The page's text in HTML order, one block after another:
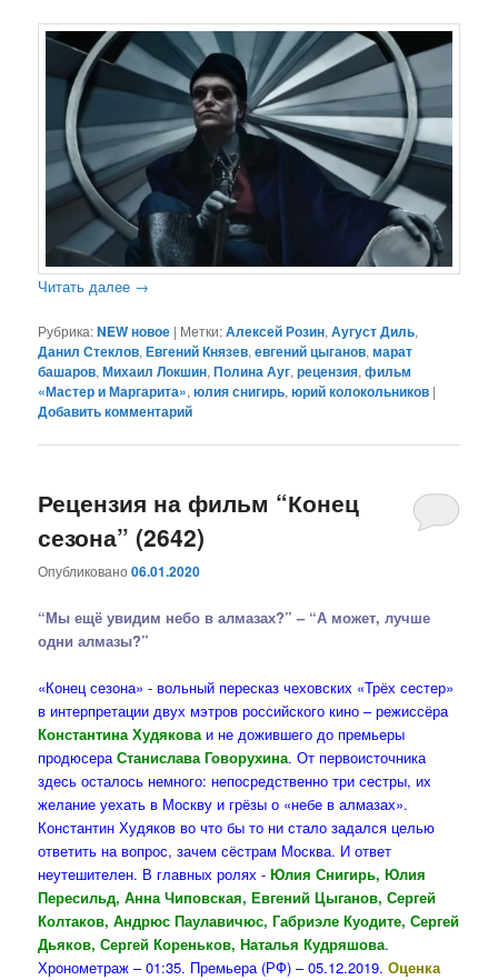
Читать далее →
Рубрика:NEW новое | Метки:Алексей Розин,Аугуст Диль,
Данил Стеклов,Евгений Князев,евгений цыганов,марат
башаров,Михаил Локшин,Полина Ауг,рецензия,фильм
«Мастер и Маргарита»,юлия снигирь,юрий колокольников |
Добавить комментарий
Рецензия на фильм “Конец
сезона” (2642)
Опубликовано06.01.2020
“Мы ещё увидим небо в алмазах?” – “А может, лучше
одни алмазы?”
«Конец сезона» - вольный пересказ чеховских «Трёх сестер»
в интерпретации двух мэтров российского кино – режиссёра
Константина Худякова и не дожившего до премьеры
продюсераСтанислава Говорухина. От первоисточника
здесь осталось немного: непосредственно три сестры, их
желание уехать в Москву и грёзы о «небе в алмазах».
Константин Худяков во что бы то ни стало задался целью
ответить на вопрос, зачем сёстрам Москва. И ответ
неутешителен. В главных ролях -Юлия Снигирь, Юлия
Пересильд, Анна Чиповская, Евгений Цыганов, Сергей
Колтаков, Андрюс Паулавичюс, Габриэле Куодите, Сергей
Дьяков, Сергей Кореньков, Наталья Кудряшова.
Хронометраж – 01:35. Премьера (РФ) – 05.12.2019. Оценка